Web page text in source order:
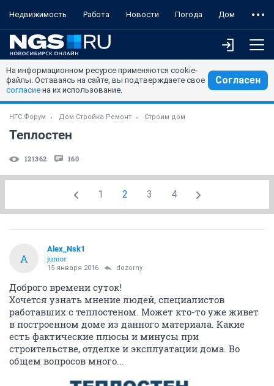
Недвижимость Работа Новости Погода Дом
На информационном ресурсе применяются cookie-
файлы. Оставаясь на сайте, вы подтверждаете свое
согласие на их использование.
Согласен
НГС.Форум Дом Стройка Ремонт Строим дом
Теплостен
121362 160
1 2 3 4
A
Alex_Nsk1
junior
15 января 2016 dozorny
Доброго времени суток!
Хочется узнать мнение людей, специалистов
работавших с теплостеном. Может кто-то уже живет
в построенном доме из данного материала. Какие
есть фактические плюсы и минусы при
строительстве, отделке и эксплуатации дома. Во
общем вопросов много...